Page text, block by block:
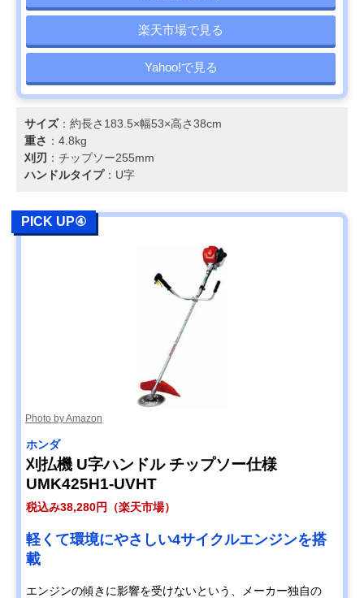
楽天市場で見る
Yahoo!で見る
サイズ：約長さ183.5×幅53×高さ38cm
重さ ：4.8kg
刈刃 ：チップソー255mm
ハンドルタイプ：U字
PICK UP④
Photo by Amazon
ホンダ
刈払機 U字ハンドル チップソー仕様
UMK425H1-UVHT
税込み38,280円（楽天市場）
軽くて環境にやさしい4サイクルエンジンを搭
載
エンジンの傾きに影響を受けないという、メーカー独自の